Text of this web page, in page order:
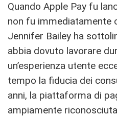
Quando Apple Pay fu
non fu immediatamente
Jennifer Bailey ha
abbia dovuto lavorare
un’esperienza utente
tempo la fiducia dei
anni, la piattaforma di
ampiamente